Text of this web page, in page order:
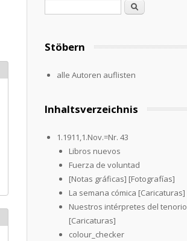
Suche
Stöbern
alle Autoren auflisten
Inhaltsverzeichnis
1.1911,1.Nov.=Nr. 43
Libros nuevos
Fuerza de voluntad
[Notas gráficas] [Fotografías]
La semana cómica [Caricaturas]
Nuestros intérpretes del tenorio
[Caricaturas]
colour_checker